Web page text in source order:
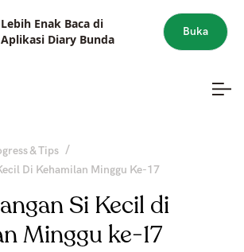
Lebih Enak Baca di
Aplikasi Diary Bunda
Buka
& Tips /
Di Kehamilan Minggu Ke-17
Si Kecil di
Minggu ke-17